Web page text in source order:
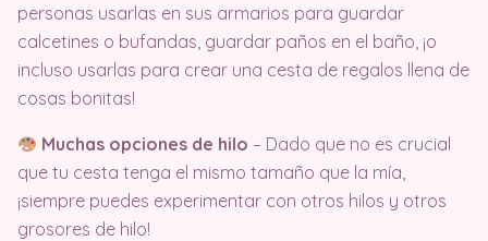
personas usarlas en sus armarios para guardar
calcetines o bufandas, guardar paños en el baño, ¡o
incluso usarlas para crear una cesta de regalos llena de
cosas bonitas!
Muchas opciones de hilo – Dado que no es crucial
que tu cesta tenga el mismo tamaño que la mía,
¡siempre puedes experimentar con otros hilos y otros
grosores de hilo!